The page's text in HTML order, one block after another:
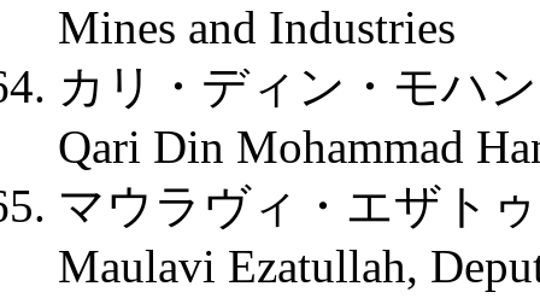
Mines and Industries
カリ・ディン・モハ
Qari Din Mohammad
マウラヴィ・エザト
Maulavi Ezatullah,